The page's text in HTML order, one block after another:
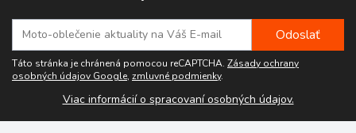
Táto stránka je chránená pomocou reCAPTCHA. Zásady ochrany
osobných údajov Google, zmluvné podmienky.
Viac informácií o spracovaní osobných údajov.